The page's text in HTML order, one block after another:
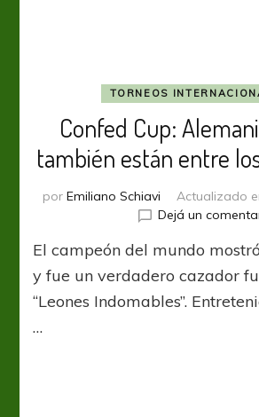
TORNEOS
Confed Cup:
también están entre
por Emiliano Schiavi Actualizado
Dejá un
El campeón del mundo
y fue un verdadero cazador
“Leones Indomables”.
…